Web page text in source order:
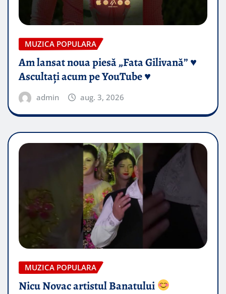
MUZICA POPULARA
Am lansat noua piesă „Fata Gilivană” ♥️
Ascultați acum pe YouTube ♥️
admin aug. 3, 2026
MUZICA POPULARA
Nicu Novac artistul Banatului